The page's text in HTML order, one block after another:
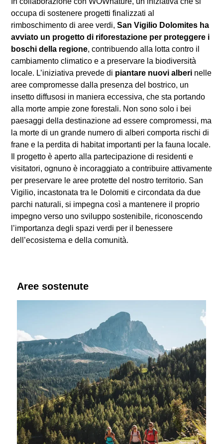
occupa di sostenere progetti finalizzati al
rimboschimento di aree verdi, San Vigilio Dolomites ha
avviato un progetto di riforestazione per proteggere i
boschi della regione, contribuendo alla lotta contro il
cambiamento climatico e a preservare la biodiversità
locale. L’iniziativa prevede di piantare nuovi alberi nelle
aree compromesse dalla presenza del bostrico, un
insetto diffusosi in maniera eccessiva, che sta portando
alla morte ampie zone forestali. Non sono solo i bei
paesaggi della destinazione ad essere compromessi, ma
la morte di un grande numero di alberi comporta rischi di
frane e la perdita di habitat importanti per la fauna locale.
Il progetto è aperto alla partecipazione di residenti e
visitatori, ognuno è incoraggiato a contribuire attivamente
per preservare le aree protette del nostro territorio. San
Vigilio, incastonata tra le Dolomiti e circondata da due
parchi naturali, si impegna così a mantenere il proprio
impegno verso uno sviluppo sostenibile, riconoscendo
l’importanza degli spazi verdi per il benessere
dell’ecosistema e della comunità.
Aree sostenute